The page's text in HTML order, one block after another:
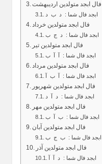
فال ابجد متولدین اردیبهشت
ابجد فال شما : د ب د
فال ابجد متولدین خرداد
ابجد فال شما : د ج ب
فال ابجد متولدین تیر
ابجد فال شما : آ آ ب
فال ابجد متولدین مرداد
ابجد فال شما : آ ب آ
فال ابجد متولدین شهریور
ابجد فال شما : د آ د
فال ابجد متولدین مهر
ابجد فال شما : ب آ ب
فال ابجد متولدین آبان
ابجد فال شما : ب ج ب
فال ابجد متولدین آذر
ابجد فال شما : د آ آ